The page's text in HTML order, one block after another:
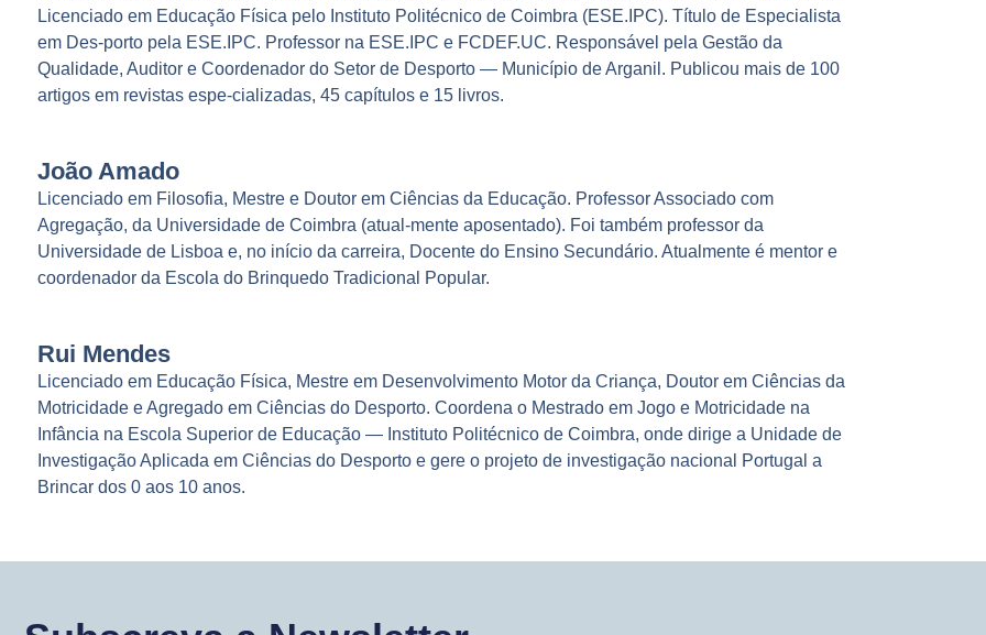
Licenciado em Educação Física pelo Instituto Politécnico de Coimbra (ESE.IPC). Título de Especialista
em Des-porto pela ESE.IPC. Professor na ESE.IPC e FCDEF.UC. Responsável pela Gestão da
Qualidade, Auditor e Coordenador do Setor de Desporto — Município de Arganil. Publicou mais de 100
artigos em revistas espe-cializadas, 45 capítulos e 15 livros.
João Amado
Licenciado em Filosofia, Mestre e Doutor em Ciências da Educação. Professor Associado com
Agregação, da Universidade de Coimbra (atual-mente aposentado). Foi também professor da
Universidade de Lisboa e, no início da carreira, Docente do Ensino Secundário. Atualmente é mentor e
coordenador da Escola do Brinquedo Tradicional Popular.
Rui Mendes
Licenciado em Educação Física, Mestre em Desenvolvimento Motor da Criança, Doutor em Ciências da
Motricidade e Agregado em Ciências do Desporto. Coordena o Mestrado em Jogo e Motricidade na
Infância na Escola Superior de Educação — Instituto Politécnico de Coimbra, onde dirige a Unidade de
Investigação Aplicada em Ciências do Desporto e gere o projeto de investigação nacional Portugal a
Brincar dos 0 aos 10 anos.